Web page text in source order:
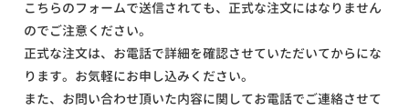
こちらのフォームで送信されても、正式な注文にはなりません
のでご注意ください。
正式な注文は、お電話で詳細を確認させていただいてからにな
ります。お気軽にお申し込みください。
また、お問い合わせ頂いた内容に関してお電話でご連絡させて